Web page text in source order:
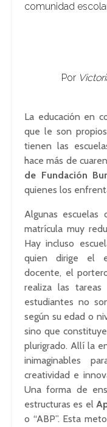
comunidad
Por
La educación en
que le son
tienen las
hace más de
de Fundación
quienes los
Algunas
matrícula muy
Hay incluso
quien dirige el
docente, el
realiza las
estudiantes no
según su edad o
sino que
plurigrado. Allí la
inimaginables
creatividad e
Una forma de
estructuras es el
o “ABP”. Esta